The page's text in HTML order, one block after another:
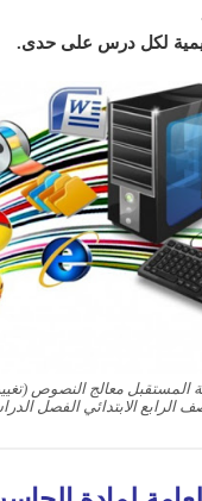
لكل درس على حدى.
المستقبل معالج النصوص
الابتدائي الفصل الدراسي